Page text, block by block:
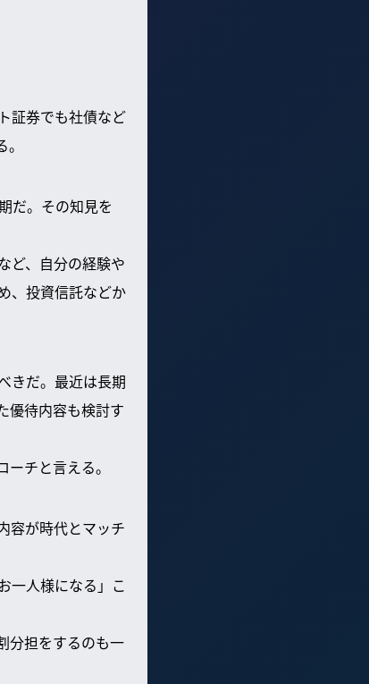
証券でも社債など
だ。その知見を
ど、自分の経験や
、投資信託などか
きだ。最近は長期
優待内容も検討す
チと言える。
容が時代とマッチ
一人様になる」こ
分担をするのも一